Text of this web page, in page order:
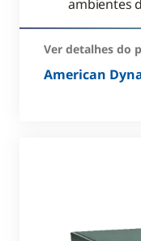
ambientes
Ver detalhes do
American